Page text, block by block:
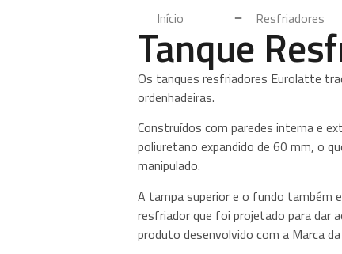
Início Resfriadores
Tanque
Os tanques resfriadores Eurolatte
ordenhadeiras.
Construídos com paredes interna e
poliuretano expandido de 60 mm, o
manipulado.
A tampa superior e o fundo também
resfriador que foi projetado para dar
produto desenvolvido com a Marca